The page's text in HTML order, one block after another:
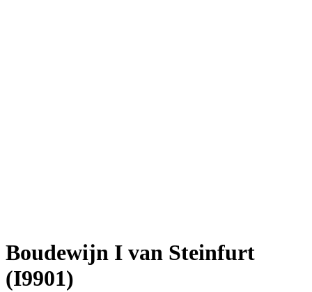
Boudewijn I van Steinfurt
(I9901)